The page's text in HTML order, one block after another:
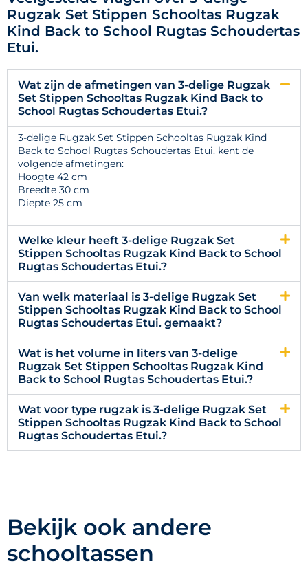
Rugzak Set Stippen Schooltas Rugzak
Kind Back to School Rugtas Schoudertas
Etui.
Wat zijn de afmetingen van 3-delige Rugzak
Set Stippen Schooltas Rugzak Kind Back to
School Rugtas Schoudertas Etui.?
3-delige Rugzak Set Stippen Schooltas Rugzak Kind
Back to School Rugtas Schoudertas Etui. kent de
volgende afmetingen:
Hoogte 42 cm
Breedte 30 cm
Diepte 25 cm
Welke kleur heeft 3-delige Rugzak Set
Stippen Schooltas Rugzak Kind Back to School
Rugtas Schoudertas Etui.?
Van welk materiaal is 3-delige Rugzak Set
Stippen Schooltas Rugzak Kind Back to School
Rugtas Schoudertas Etui. gemaakt?
Wat is het volume in liters van 3-delige
Rugzak Set Stippen Schooltas Rugzak Kind
Back to School Rugtas Schoudertas Etui.?
Wat voor type rugzak is 3-delige Rugzak Set
Stippen Schooltas Rugzak Kind Back to School
Rugtas Schoudertas Etui.?
Bekijk ook andere
schooltassen